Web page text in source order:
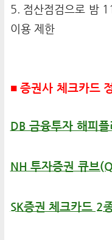
5. 점산점검으로 밤
이용 제한
■ 증권사 체크카드
DB 금융투자 해피
NH 투자증권 큐브
SK증권 체크카드 2